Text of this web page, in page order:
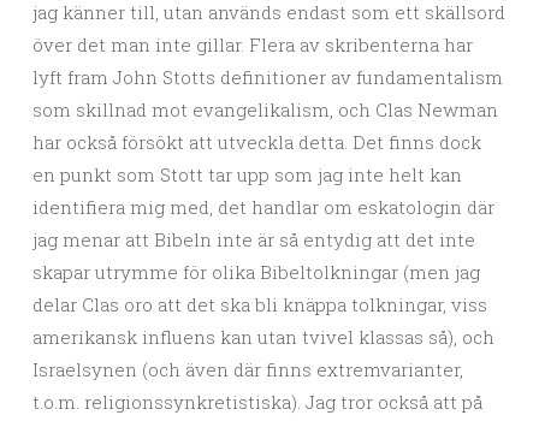
jag känner till, utan används endast som ett skällsord
över det man inte gillar. Flera av skribenterna har
lyft fram John Stotts definitioner av fundamentalism
som skillnad mot evangelikalism, och Clas Newman
har också försökt att utveckla detta. Det finns dock
en punkt som Stott tar upp som jag inte helt kan
identifiera mig med, det handlar om eskatologin där
jag menar att Bibeln inte är så entydig att det inte
skapar utrymme för olika Bibeltolkningar (men jag
delar Clas oro att det ska bli knäppa tolkningar, viss
amerikansk influens kan utan tvivel klassas så), och
Israelsynen (och även där finns extremvarianter,
t.o.m. religionssynkretistiska). Jag tror också att på